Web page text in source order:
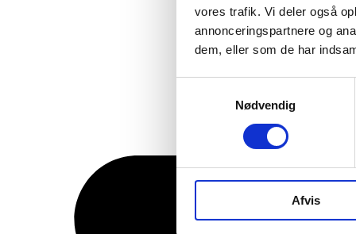
vores trafik. Vi deler også
annonceringspartnere og
dem, eller som de har
Nødvendig
Afvis